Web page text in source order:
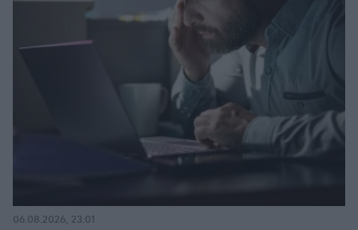
06.08.2026, 23:01